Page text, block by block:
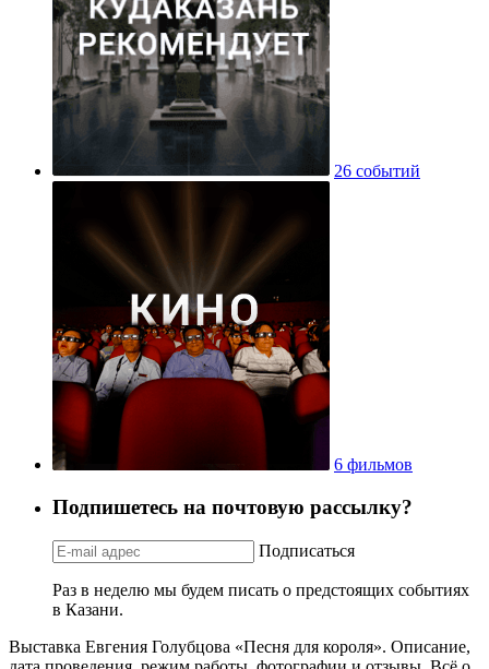
26 событий
6 фильмов
Подпишетесь на почтовую рассылку?
Подписаться
Раз в неделю мы будем писать о предстоящих событиях
в Казани.
Выставка Евгения Голубцова «Песня для короля». Описание,